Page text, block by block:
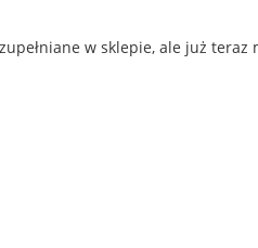
w sklepie, ale już teraz